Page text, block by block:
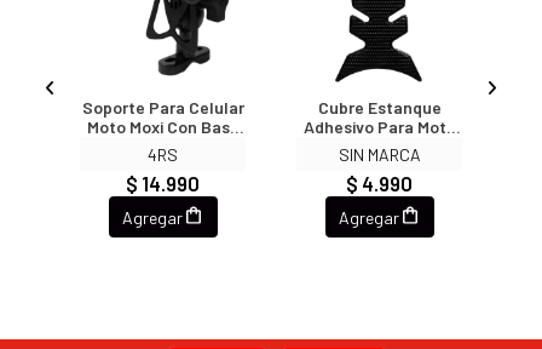
Soporte Para Celular
Moto Moxi Con Base
Para Espejo O
Volante Tipo X
4RS
$ 14.990
Agregar
Cubre Estanque
Adhesivo Para Moto
3296
SIN MARCA
$ 4.990
Agregar